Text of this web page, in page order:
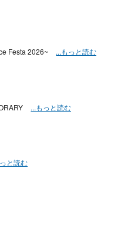
Festa 2026~ ...もっと読む
...もっと読む
と読む